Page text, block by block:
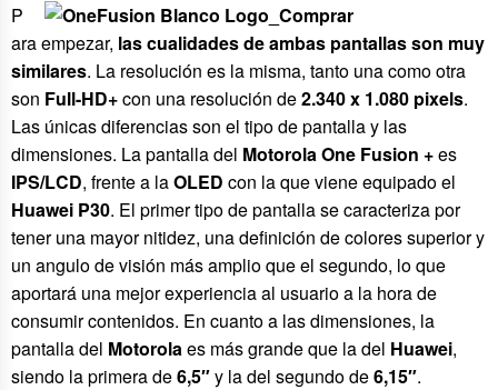
P
ara empezar, las cualidades de ambas pantallas son muy
similares. La resolución es la misma, tanto una como otra
son Full-HD+con una resolución de2.340 x 1.080 pixels.
Las únicas diferencias son el tipo de pantalla y las
dimensiones. La pantalla del Motorola One Fusion +es
IPS/LCD, frente a laOLED con la que viene equipado el
Huawei P30. El primer tipo de pantalla se caracteriza por
tener una mayor nitidez, una definición de colores superior y
un angulo de visión más amplio que el segundo, lo que
aportará una mejor experiencia al usuario a la hora de
consumir contenidos. En cuanto a las dimensiones, la
pantalla del Motorolaes más grande que la del Huawei,
siendo la primera de6,5″y la del segundo de6,15″.